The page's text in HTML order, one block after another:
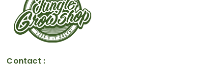
Contact :